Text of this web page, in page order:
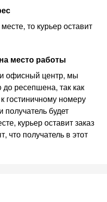
то курьер оставит
место работы
офисный центр, мы
до ресепшена, так как
гостиничному номеру
будет
курьер оставит заказ
что получатель в этот